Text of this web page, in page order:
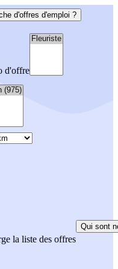
d'offres d'emploi ?
d'offre
la liste des offres
Qui sont